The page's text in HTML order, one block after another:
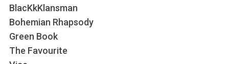
BlacKkKlansman
Bohemian Rhapsody
Green Book
The Favourite